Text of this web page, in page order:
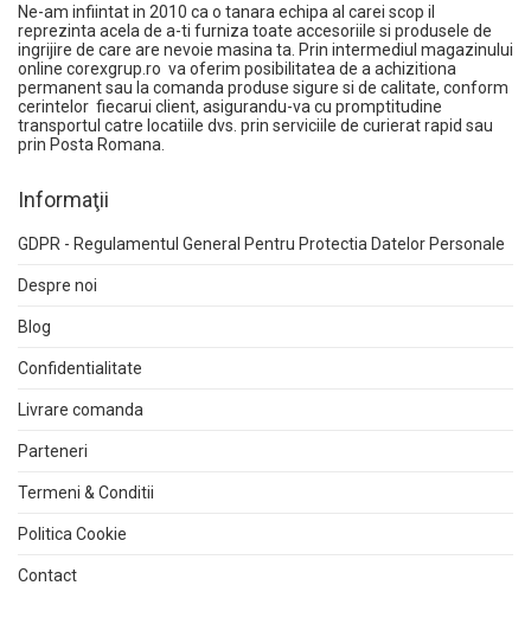
Ne-am infiintat in 2010 ca o tanara echipa al carei scop il
reprezinta acela de a-ti furniza toate accesoriile si produsele de
ingrijire de care are nevoie masina ta. Prin intermediul magazinului
online corexgrup.ro va oferim posibilitatea de a achizitiona
permanent sau la comanda produse sigure si de calitate, conform
cerintelor fiecarui client, asigurandu-va cu promptitudine
transportul catre locatiile dvs. prin serviciile de curierat rapid sau
prin Posta Romana.
Informaţii
GDPR - Regulamentul General Pentru Protectia Datelor Personale
Despre noi
Blog
Confidentialitate
Livrare comanda
Parteneri
Termeni & Conditii
Politica Cookie
Contact